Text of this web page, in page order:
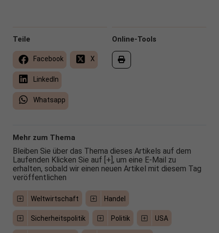
Online-Tools
Teile
Facebook X
LinkedIn
Whatsapp
Mehr zum Thema
Bleiben Sie über das Thema dieses Artikels auf dem
Laufenden Klicken Sie auf [+], um eine E-Mail zu
erhalten, sobald wir einen neuen Artikel mit diesem Tag
veröffentlichen
Weltwirtschaft Handel
Sicherheitspolitik Politik USA